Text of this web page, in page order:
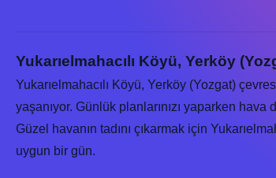
Yukarıelmahacılı Köyü, Yerköy
Yukarıelmahacılı Köyü, Yerköy (Yozgat)
yaşanıyor. Günlük planlarınızı yaparken
Güzel havanın tadını çıkarmak için
uygun bir gün.